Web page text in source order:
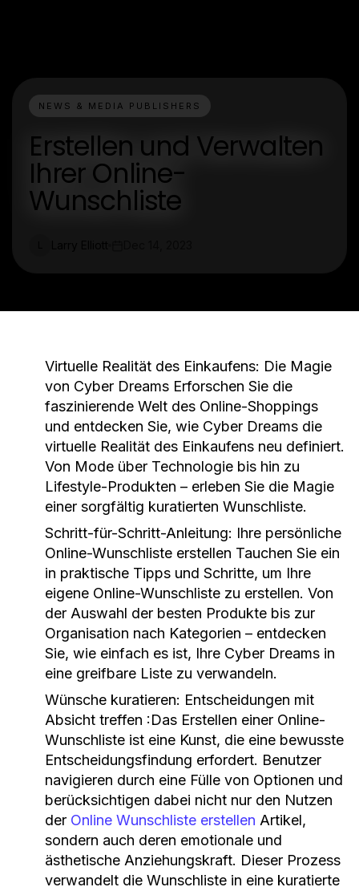
NEWS & MEDIA PUBLISHERS
Erstellen und Verwalten
Ihrer Online-
Wunschliste
Virtuelle Realität des Einkaufens: Die Magie
von Cyber Dreams Erforschen Sie die
faszinierende Welt des Online-Shoppings
und entdecken Sie, wie Cyber Dreams die
virtuelle Realität des Einkaufens neu definiert.
Von Mode über Technologie bis hin zu
Lifestyle-Produkten – erleben Sie die Magie
einer sorgfältig kuratierten Wunschliste.
Schritt-für-Schritt-Anleitung: Ihre persönliche
Online-Wunschliste erstellen Tauchen Sie ein
in praktische Tipps und Schritte, um Ihre
eigene Online-Wunschliste zu erstellen. Von
der Auswahl der besten Produkte bis zur
Organisation nach Kategorien – entdecken
Sie, wie einfach es ist, Ihre Cyber Dreams in
eine greifbare Liste zu verwandeln.
Wünsche kuratieren: Entscheidungen mit
Absicht treffen :Das Erstellen einer Online-
Wunschliste ist eine Kunst, die eine bewusste
Entscheidungsfindung erfordert. Benutzer
navigieren durch eine Fülle von Optionen und
berücksichtigen dabei nicht nur den Nutzen
der Online Wunschliste erstellen Artikel,
sondern auch deren emotionale und
ästhetische Anziehungskraft. Dieser Prozess
verwandelt die Wunschliste in eine kuratierte